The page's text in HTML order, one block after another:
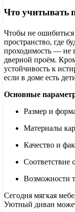
Что учитывать
Чтобы не
пространство, где
проходимость — не
дверной проём.
устойчивость к
если в доме есть
Основные
Размер и
Материалы
Качество и
Соответствие
Возможности
Сегодня мягкая
Уютный диван